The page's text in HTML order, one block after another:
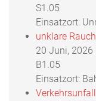
S1.05
Einsatzort:
unklare
20 Juni, 2026
B1.05
Einsatzort:
Verkehrsunfall